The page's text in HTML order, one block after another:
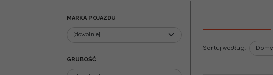
Sortuj według:
MARKA POJAZDU
GRUBOŚĆ